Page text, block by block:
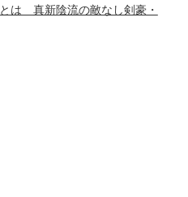
は 真新陰流の敵なし剣豪・